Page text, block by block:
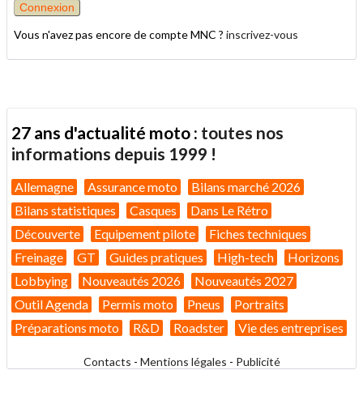
Vous n'avez pas encore de compte MNC ? inscrivez-vous
27 ans d'actualité moto : toutes nos
informations depuis 1999 !
Allemagne Assurance moto
Bilans marché 2026
Bilans statistiques
Casques
Dans Le Rétro
Découverte
Equipement pilote
Fiches techniques
Freinage
GT Guides pratiques High-tech
Horizons
Lobbying
Nouveautés 2026
Nouveautés 2027
Outil Agenda
Permis moto Pneus
Portraits
Préparations moto
R&D Roadster Vie des entreprises
Contacts - Mentions légales - Publicité